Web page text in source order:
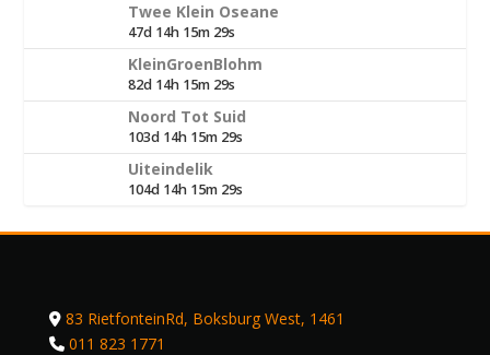
Twee Klein Oseane
47d 14h 15m 29s
KleinGroenBlohm
82d 14h 15m 29s
Noord Tot Suid
103d 14h 15m 29s
Uiteindelik
104d 14h 15m 29s
83 RietfonteinRd, Boksburg West, 1461
011 823 1771